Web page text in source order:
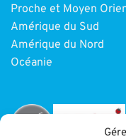
Proche et Moyen
Amérique du Sud
Amérique du Nord
Océanie